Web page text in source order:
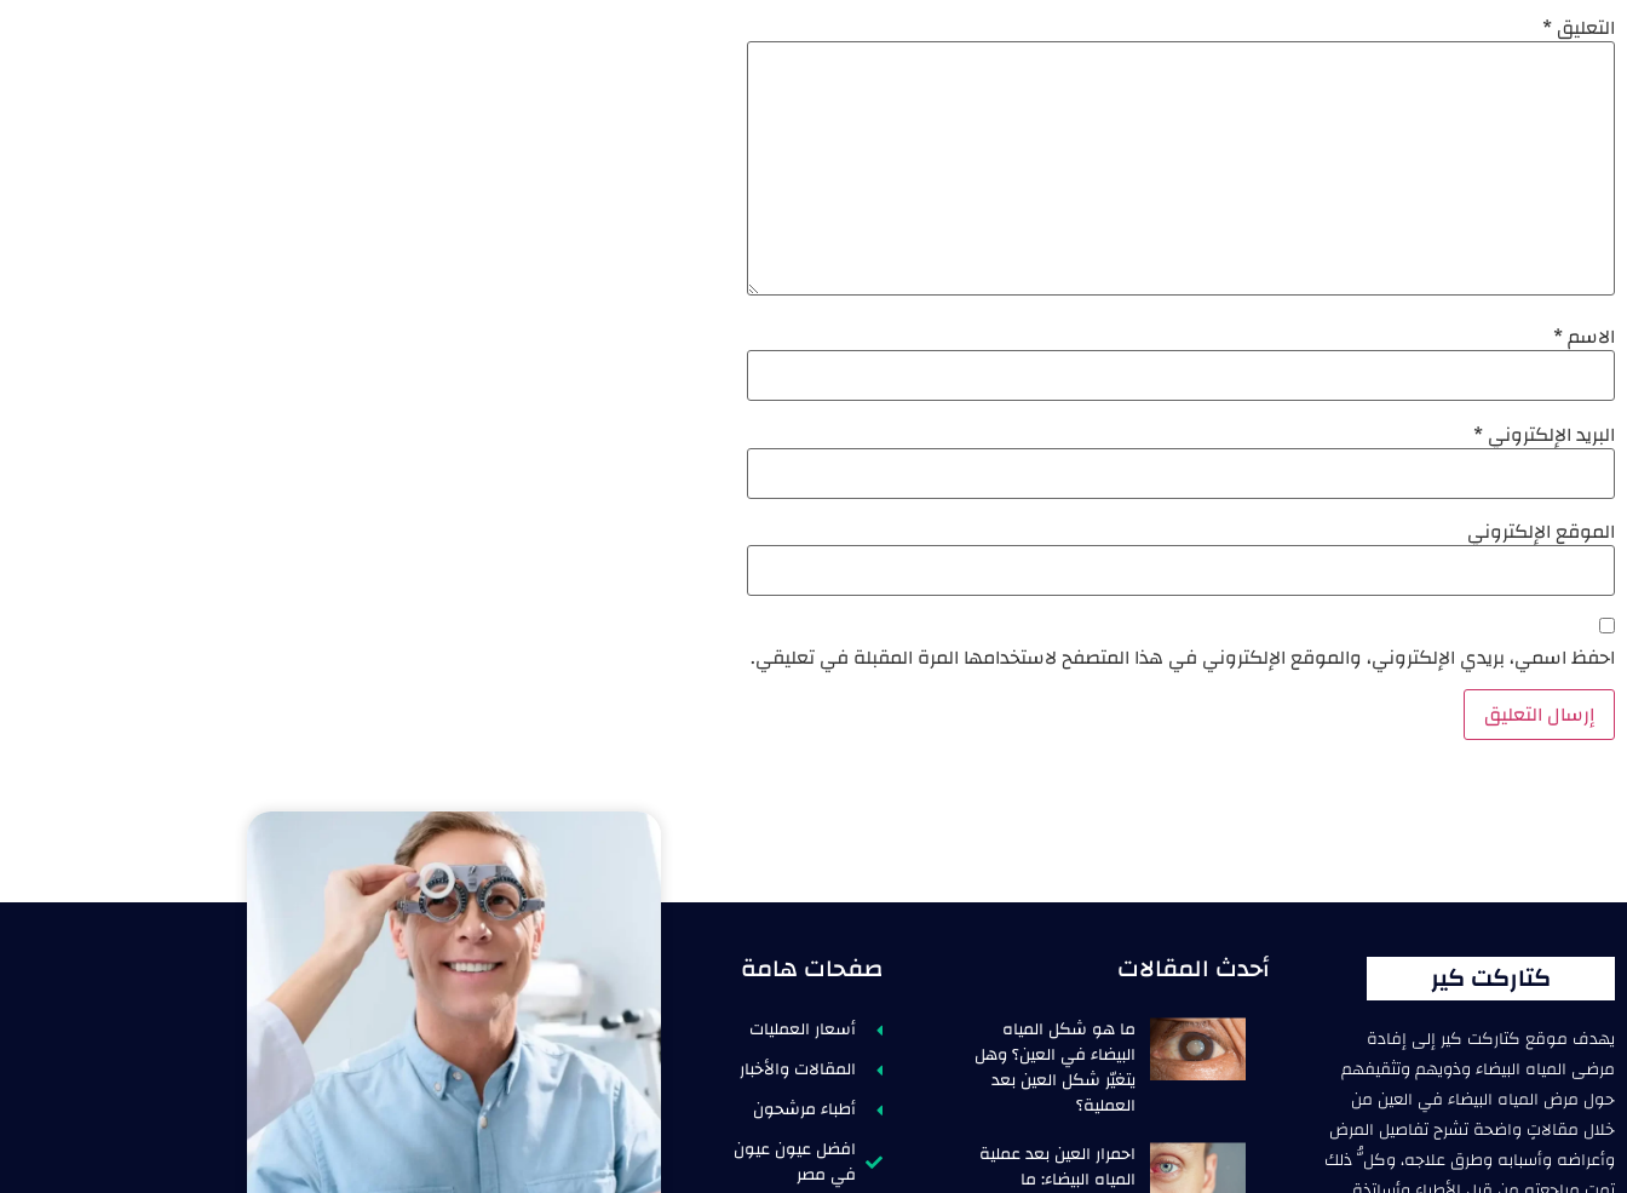
التعليق*
الاسم*
البريد الإلكتروني*
الموقع الإلكتروني
احفظ اسمي، بريدي الإلكتروني، والموقع الإلكتروني في هذا المتصفح لاستخدامها المرة المقبلة في تعليقي.
كتاركت كير
يهدف موقع كتاركت كير إلى إفادة
مرضى المياه البيضاء وذويهم وتثقيفهم
حول مرض المياه البيضاء في العين من
خلال مقالاتٍ واضحة تشرح تفاصيل المرض
وأعراضه وأسبابه وطرق علاجه، وكلُّ ذلك
أحدث المقالات
ما هو شكل المياه
البيضاء في العين؟ وهل
يتغيّر شكل العين بعد
العملية؟
احمرار العين بعد عملية
المياه البيضاء: ما
صفحات هامة
أسعار العمليات
المقالات والأخبار
أطباء مرشحون
افضل عيون عيون
في مصر